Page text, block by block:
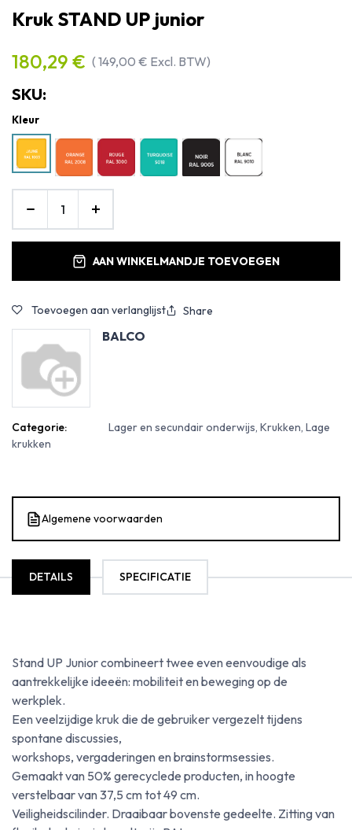
Kruk STAND UP junior
180,29 € (149,00 € Excl. BTW)
SKU:
Kleur
AAN WINKELMANDJE TOEVOEGEN
Toevoegen aan verlanglijst Share
BALCO
Categorie:
Lager en secundair onderwijs, Krukken, Lage
krukken
Algemene voorwaarden
DETAILS SPECIFICATIE
Stand UP Junior combineert twee even eenvoudige als
aantrekkelijke ideeën: mobiliteit en beweging op de
werkplek.
Een veelzijdige kruk die de gebruiker vergezelt tijdens
spontane discussies,
workshops, vergaderingen en brainstormsessies.
Gemaakt van 50% gerecyclede producten, in hoogte
verstelbaar van 37,5 cm tot 49 cm.
Veiligheidscilinder. Draaibaar bovenste gedeelte. Zitting van